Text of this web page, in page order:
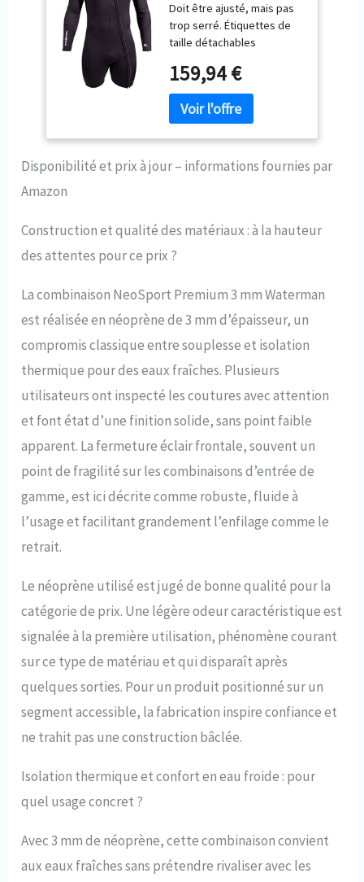
Waterman
Combinaison pour
Homme, Homme,
Noir
Doit être ajusté, mais pas
trop serré. Étiquettes de
taille détachables
néoprène de qualité
supérieure pour un
ajustement doux et
confortable Multi-usage :
conçu pour la plongée, la
plongée avec tuba, la
nautiques Durabilité : les
points de tension et les
coutures plates offrent une
extérieure lisse pour
garantir un maximum de
confort et de durabilité
Caractéristiques :
comprend une poche
coutures plates et des
joints de poignet et de
159,94 €
Disponibilité et prix à jour – informations fournies par
Amazon
Construction et qualité des matériaux : à la hauteur
des attentes pour ce prix ?
La combinaison NeoSport Premium 3 mm Waterman
est réalisée en néoprène de 3 mm d’épaisseur, un
compromis classique entre souplesse et isolation
thermique pour des eaux fraîches. Plusieurs
utilisateurs ont inspecté les coutures avec attention
et font état d’une finition solide, sans point faible
apparent. La fermeture éclair frontale, souvent un
point de fragilité sur les combinaisons d’entrée de
gamme, est ici décrite comme robuste, fluide à
l’usage et facilitant grandement l’enfilage comme le
retrait.
Le néoprène utilisé est jugé de bonne qualité pour la
catégorie de prix. Une légère odeur caractéristique est
signalée à la première utilisation, phénomène courant
sur ce type de matériau et qui disparaît après
quelques sorties. Pour un produit positionné sur un
segment accessible, la fabrication inspire confiance et
ne trahit pas une construction bâclée.
Isolation thermique et confort en eau froide : pour
quel usage concret ?
Avec 3 mm de néoprène, cette combinaison convient
aux eaux fraîches sans prétendre rivaliser avec les